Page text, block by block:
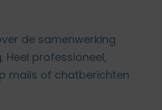
de samenwerking
Heel professioneel,
mails of chatberichten